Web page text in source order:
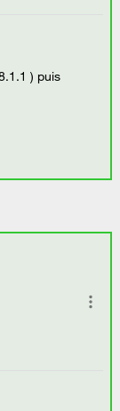
) puis